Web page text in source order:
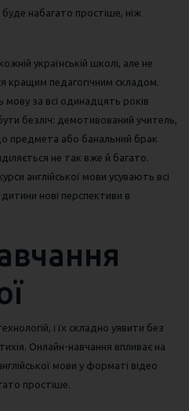
буде набагато простіше, ніж
українській школі, але не
кращим педагогічним складом.
за всі одинадцять років
безліч: демотивований учитель,
предмета або банальний брак
не так вже й багато.
англійської мови усувають всі
нові перспективи в
і їх складно уявити без
Онлайн-навчання впливає на
мови у форматі відео
простіше.